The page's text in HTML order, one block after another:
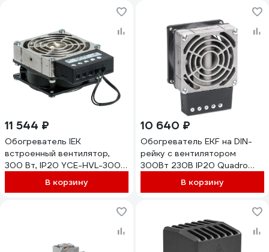
11 544 ₽
Обогреватель IEK
встроенный вентилятор,
300 Вт, IP20 YCE-HVL-300-
В корзину
10 640 ₽
Обогреватель EKF на DIN-
рейку с вентилятором
300Вт 230В IP20 Quadro
PROxima heater-vent-q-
В корзину